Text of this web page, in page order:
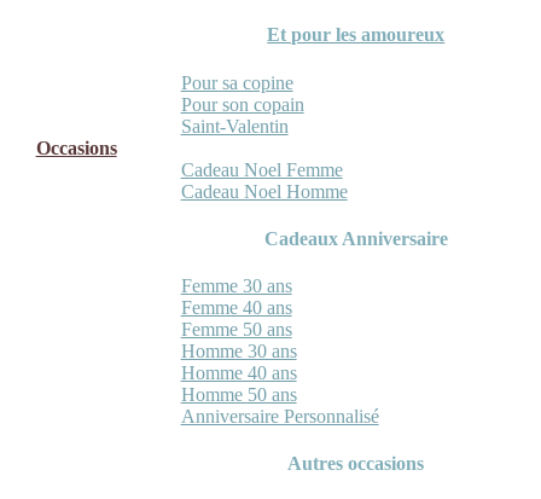
Et pour les amoureux
Pour sa copine
Pour son copain
Saint-Valentin
Occasions
Cadeau Noel Femme
Cadeau Noel Homme
Cadeaux Anniversaire
Femme 30 ans
Femme 40 ans
Femme 50 ans
Homme 30 ans
Homme 40 ans
Homme 50 ans
Anniversaire Personnalisé
Autres occasions